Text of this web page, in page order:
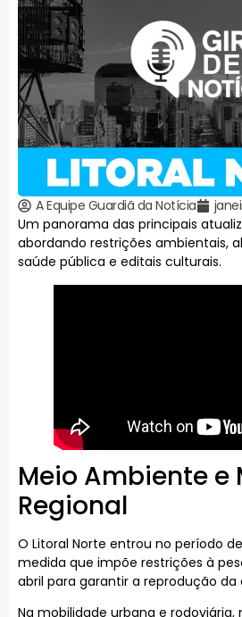
A Equipe Guardiã da Notícia
Um panorama das principais
abordando restrições ambientais,
saúde pública e editais culturais.
Meio Ambiente e
Regional
O Litoral Norte entrou no período
medida que impõe restrições à
abril para garantir a reprodução da
Na mobilidade urbana e